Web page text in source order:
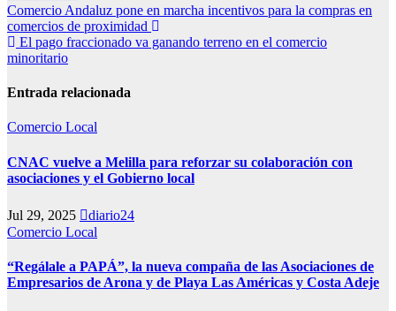
Navegación
de
entradas
Comercio Andaluz pone en marcha incentivos para la compras en
comercios de proximidad
El pago fraccionado va ganando terreno en el comercio
minoritario
Entrada relacionada
Comercio Local
CNAC vuelve a Melilla para reforzar su colaboración con
asociaciones y el Gobierno local
Jul 29, 2025
diario24
Comercio Local
“Regálale a PAPÁ”, la nueva compaña de las Asociaciones de
Empresarios de Arona y de Playa Las Américas y Costa Adeje